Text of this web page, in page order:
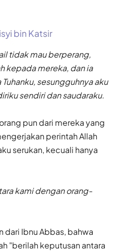
bin Katsir
tidak mau berperang,
kepada mereka, dan ia
sesungguhnya aku
sendiri dan saudaraku.
pun dari mereka yang
perintah Allah
serukan, kecuali hanya
kami dengan orang-
dari Ibnu Abbas, bahwa
"berilah keputusan antara